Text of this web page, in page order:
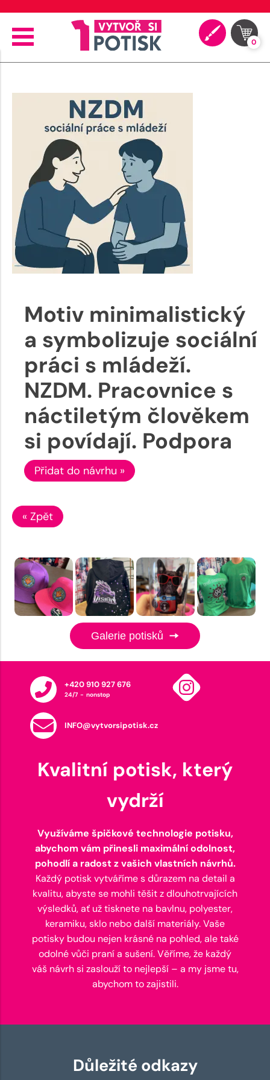
0
Motiv minimalistický
a symbolizuje sociální
práci s mládeží.
NZDM. Pracovnice s
náctiletým člověkem
si povídají. Podpora
Přidat do návrhu »
« Zpět
Galerie potisků
+420 910 927 676
24/7 - nonstop
INFO@vytvorsipotisk.cz
Kvalitní potisk, který
vydrží
Využíváme špičkové technologie potisku,
abychom vám přinesli maximální odolnost,
pohodlí a radost z vašich vlastních návrhů.
Každý potisk vytváříme s důrazem na detail a
kvalitu, abyste se mohli těšit z dlouhotrvajících
výsledků, ať už tisknete na bavlnu, polyester,
keramiku, sklo nebo další materiály. Vaše
potisky budou nejen krásné na pohled, ale také
odolné vůči praní a sušení. Věříme, že každý
váš návrh si zaslouží to nejlepší – a my jsme tu,
abychom to zajistili.
Důležité odkazy